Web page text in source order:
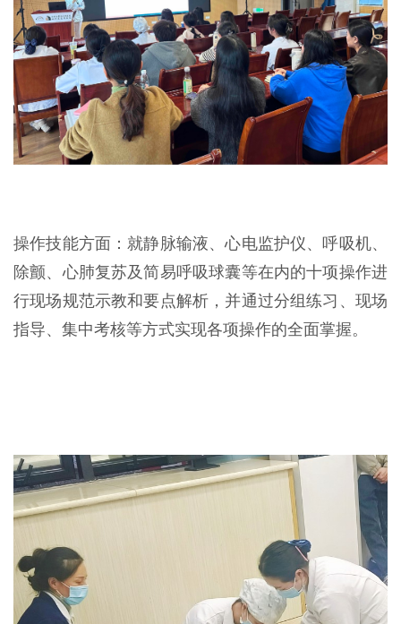
操作技能方面：就静脉输液、心电监护仪、呼吸机、
除颤、心肺复苏及简易呼吸球囊等在内的十项操作进
行现场规范示教和要点解析，并通过分组练习、现场
指导、集中考核等方式实现各项操作的全面掌握。